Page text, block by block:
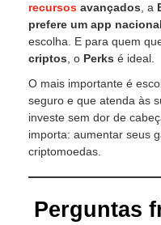
recursos avançados , a
prefere um app nacional
escolha. E para quem
criptos , o Perks é ideal.
O mais importante é
seguro e que atenda às
investe sem dor de
importa: aumentar seus
criptomoedas.
Perguntas